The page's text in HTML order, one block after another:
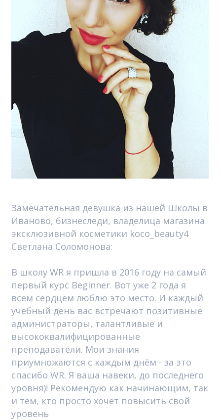
Замечательная девушка из нашей Школы в
Иваново, бизнеследи, владелица магазина
эксклюзивной косметики koco_beauty4
Светлана Соломонова:
В школу WR я пришла в 2016 году на самый
первый курс Beginner. Вот уже 2 года я
всем сердцем люблю это место. И каждый
учебный день вас встречают позитивные
администраторы, талантливые и
высококвалифицированные
преподаватели. Мои знания
приумножаются с каждым днём - за это
спасибо WR. Я ваша навеки, до последнего
уровня)! Рекомендую как начинающим, так
и тем, кто просто хочет повысить свой
уровень